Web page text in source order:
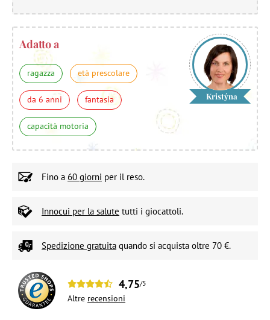
Adatto a
ragazza età prescolare
da 6 anni fantasia
capacità motoria
Kristýna
Fino a 60 giorni per il reso.
Innocui per la salute tutti i giocattoli.
Spedizione gratuita quando si acquista oltre 70 €.
4,75/5
Altre recensioni